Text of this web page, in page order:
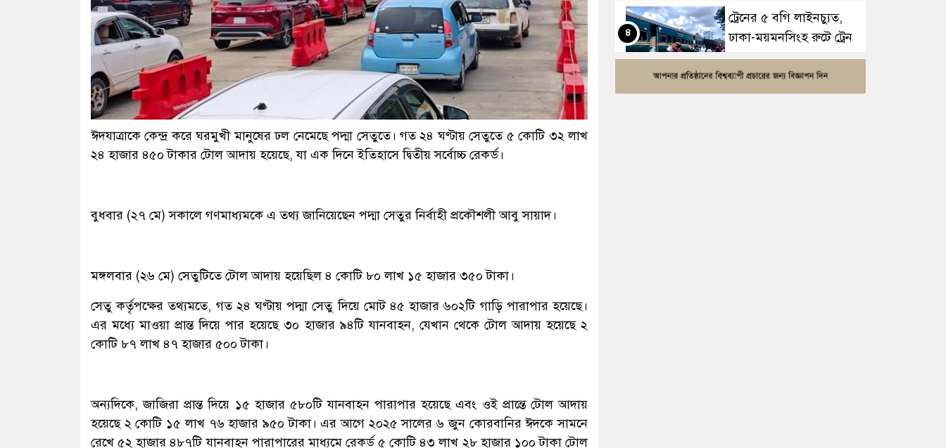
ঈদযাত্রাকে কেন্দ্র করে ঘরমুখী মানুষের ঢল নেমেছে পদ্মা সেতুতে। গত ২৪ ঘণ্টায় সেতুতে ৫ কোটি ৩২ লাখ
২৪ হাজার ৪৫০ টাকার টোল আদায় হয়েছে, যা এক দিনে ইতিহাসে দ্বিতীয় সর্বোচ্চ রেকর্ড।
বুধবার (২৭ মে) সকালে গণমাধ্যমকে এ তথ্য জানিয়েছেন পদ্মা সেতুর নির্বাহী প্রকৌশলী আবু সায়াদ।
মঙ্গলবার (২৬ মে) সেতুটিতে টোল আদায় হয়েছিল ৪ কোটি ৮০ লাখ ১৫ হাজার ৩৫০ টাকা।
সেতু কর্তৃপক্ষের তথ্যমতে, গত ২৪ ঘণ্টায় পদ্মা সেতু দিয়ে মোট ৪৫ হাজার ৬০২টি গাড়ি পারাপার হয়েছে।
এর মধ্যে মাওয়া প্রান্ত দিয়ে পার হয়েছে ৩০ হাজার ৯৪টি যানবাহন, যেখান থেকে টোল আদায় হয়েছে ২
কোটি ৮৭ লাখ ৪৭ হাজার ৫০০ টাকা।
অন্যদিকে, জাজিরা প্রান্ত দিয়ে ১৫ হাজার ৫৮০টি যানবাহন পারাপার হয়েছে এবং ওই প্রান্তে টোল আদায়
হয়েছে ২ কোটি ১৫ লাখ ৭৬ হাজার ৯৫০ টাকা। এর আগে ২০২৫ সালের ৬ জুন কোরবানির ঈদকে সামনে
রেখে ৫২ হাজার ৪৮৭টি যানবাহন পারাপারের মাধ্যমে রেকর্ড ৫ কোটি ৪৩ লাখ ২৮ হাজার ১০০ টাকা টোল
ট্রেনের ৫ বগি লাইনচ্যুত,
ঢাকা-ময়মনসিংহ রুটে ট্রেন
চলাচল বন্ধ
৪
সাতসকালে মর্মান্তিক দুই